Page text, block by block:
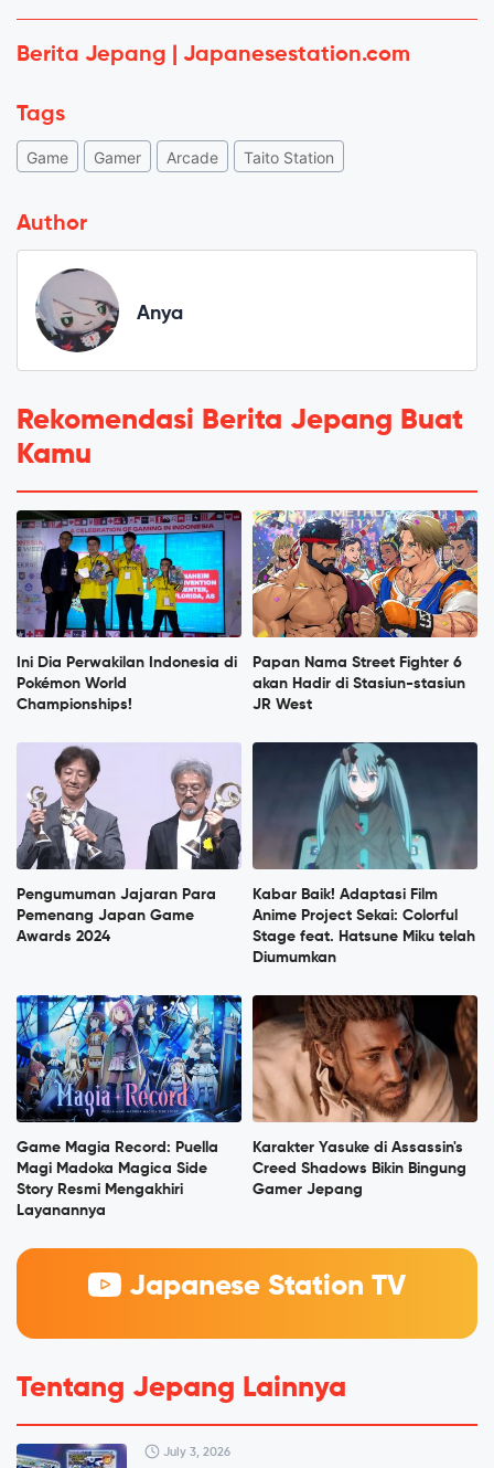
Berita Jepang | Japanesestation.com
Tags
Game Gamer Arcade Taito Station
Author
Anya
Rekomendasi Berita Jepang Buat
Kamu
Ini Dia Perwakilan Indonesia di
Pokémon World
Championships!
Papan Nama Street Fighter 6
akan Hadir di Stasiun-stasiun
JR West
Pengumuman Jajaran Para
Pemenang Japan Game
Awards 2024
Kabar Baik! Adaptasi Film
Anime Project Sekai: Colorful
Stage feat. Hatsune Miku telah
Diumumkan
Game Magia Record: Puella
Magi Madoka Magica Side
Story Resmi Mengakhiri
Layanannya
Karakter Yasuke di Assassin's
Creed Shadows Bikin Bingung
Gamer Jepang
Japanese Station TV
Tentang Jepang Lainnya
July 3, 2026